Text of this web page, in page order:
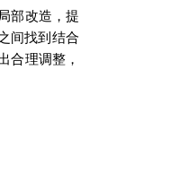
部改造，提
间找到结合
合理调整，